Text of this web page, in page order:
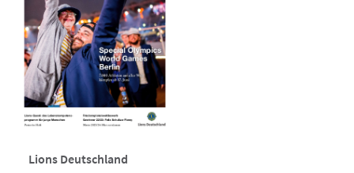
Lions Deutschland